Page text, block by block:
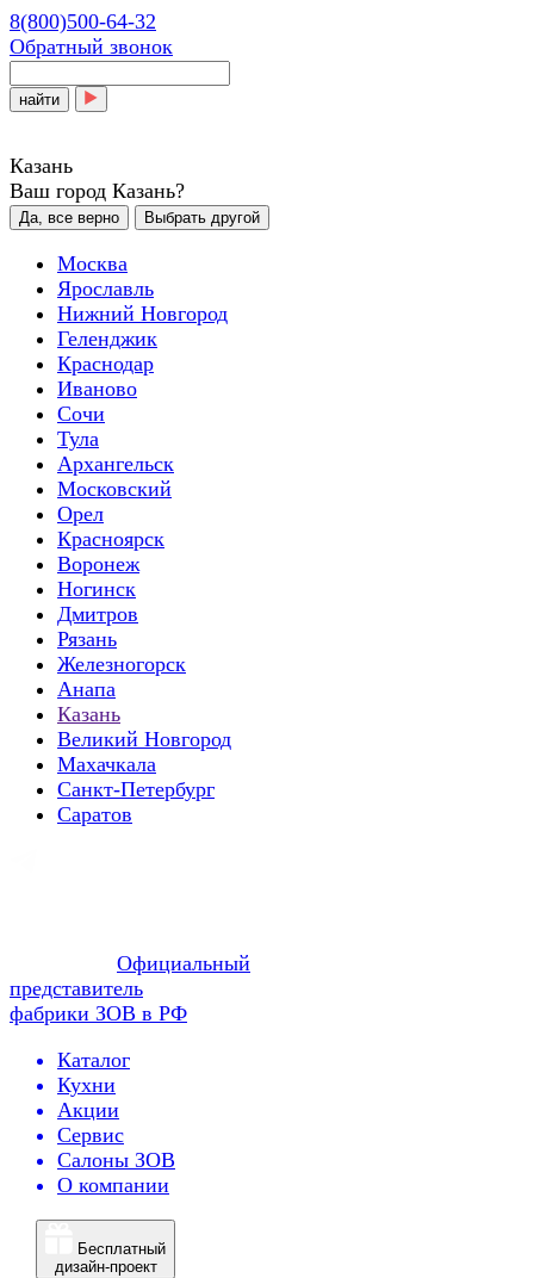
8(800)500-64-32
Обратный звонок
найти
Казань
Ваш город Казань?
Да, все верно Выбрать другой
Москва
Ярославль
Нижний Новгород
Геленджик
Краснодар
Иваново
Сочи
Тула
Архангельск
Московский
Орел
Красноярск
Воронеж
Ногинск
Дмитров
Рязань
Железногорск
Анапа
Казань
Великий Новгород
Махачкала
Санкт-Петербург
Саратов
Официальный
представитель
фабрики ЗОВ в РФ
Каталог
Кухни
Акции
Сервис
Салоны ЗОВ
О компании
Бесплатный
дизайн-проект